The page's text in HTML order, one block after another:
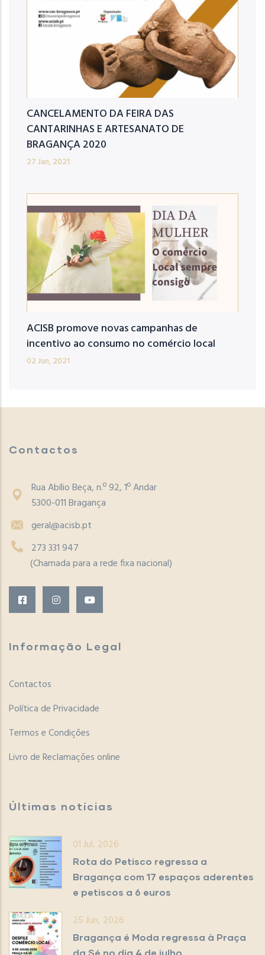
CANCELAMENTO DA FEIRA DAS
CANTARINHAS E ARTESANATO DE
BRAGANÇA 2020
27 Jan, 2021
ACISB promove novas campanhas de
incentivo ao consumo no comércio local
02 Jun, 2021
Contactos
Rua Abílio Beça, n.º 92, 1º Andar
5300-011 Bragança
geral@acisb.pt
273 331 947
(Chamada para a rede fixa nacional)
Informação Legal
Contactos
Política de Privacidade
Termos e Condições
Livro de Reclamações online
Últimas notícias
01 Jul, 2026
Rota do Petisco regressa a
Bragança com 17 espaços aderentes
e petiscos a 6 euros
25 Jun, 2026
Bragança é Moda regressa à Praça
da Sé no dia 4 de julho